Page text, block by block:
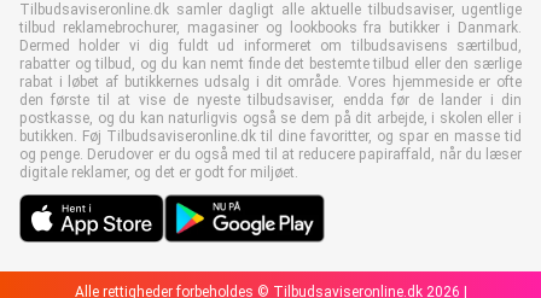
Tilbudsaviseronline.dk samler dagligt alle aktuelle tilbudsaviser, ugentlige
tilbud reklamebrochurer, magasiner og lookbooks fra butikker i Danmark.
Dermed holder vi dig fuldt ud informeret om tilbudsavisens særtilbud,
rabatter og tilbud, og du kan nemt finde det bestemte tilbud eller den særlige
rabat i løbet af butikkernes udsalg i dit område. Vores hjemmeside er ofte
den første til at vise de nyeste tilbudsaviser, endda før de lander i din
postkasse, og du kan naturligvis også se dem på dit arbejde, i skolen eller i
butikken. Føj Tilbudsaviseronline.dk til dine favoritter, og spar en masse tid
og penge. Derudover er du også med til at reducere papiraffald, når du læser
digitale reklamer, og det er godt for miljøet.
Alle rettigheder forbeholdes © Tilbudsaviseronline.dk 2026 |